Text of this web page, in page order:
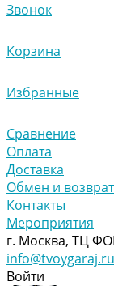
Звонок
Корзина
Избранные
Сравнение
Оплата
Доставка
Обмен и возврат
Контакты
Мероприятия
г. Москва, ТЦ
info@tvoygaraj.ru
Войти